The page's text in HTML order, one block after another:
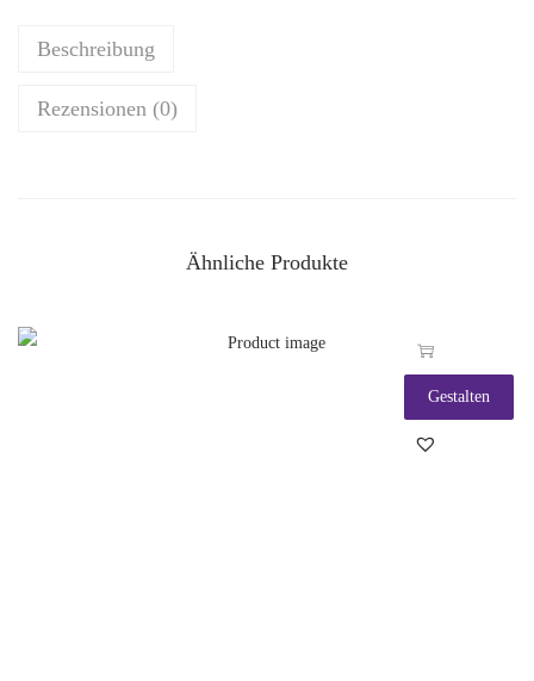
Beschreibung
Rezensionen (0)
Ähnliche Produkte
Gestalten